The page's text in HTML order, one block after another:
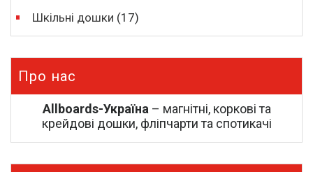
Шкільні дошки (17)
Про нас
Allboards-Україна – магнітні, коркові та
крейдові дошки, фліпчарти та спотикачі